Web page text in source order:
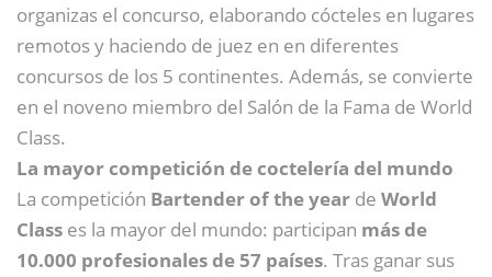
organizas el concurso, elaborando cócteles en lugares
remotos y haciendo de juez en en diferentes
concursos de los 5 continentes. Además, se convierte
en el noveno miembro del Salón de la Fama de World
Class.
La mayor competición de coctelería del mundo
La competición Bartender of the year de World
Class es la mayor del mundo: participan más de
10.000 profesionales de 57 países. Tras ganar sus